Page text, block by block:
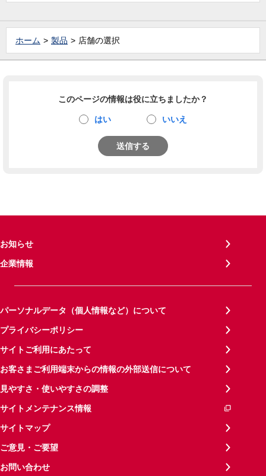
ホーム 製品 店舗の選択
このページの情報は役に立ちましたか？
はい いいえ
送信する
お知らせ
企業情報
パーソナルデータ（個人情報など）について
プライバシーポリシー
サイトご利用にあたって
お客さまご利用端末からの情報の外部送信について
見やすさ・使いやすさの調整
サイトメンテナンス情報
サイトマップ
ご意見・ご要望
お問い合わせ